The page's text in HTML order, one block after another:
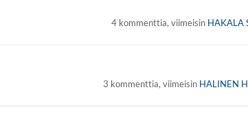
4 kommenttia, viimeisin HAKALA
3 kommenttia, viimeisin HALINEN